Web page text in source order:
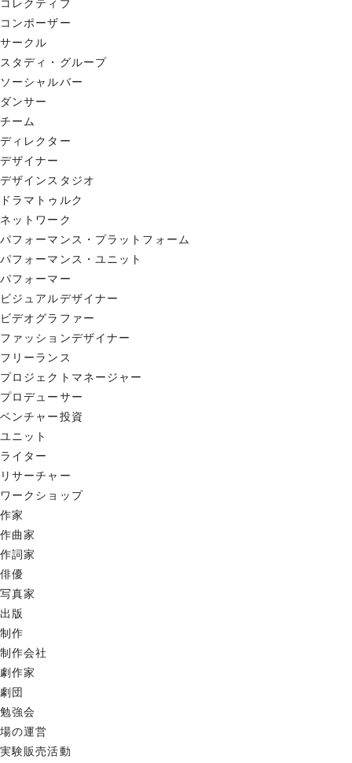
コレクティブ
コンポーザー
サークル
スタディ・グループ
ソーシャルバー
ダンサー
チーム
ディレクター
デザイナー
デザインスタジオ
ドラマトゥルク
ネットワーク
パフォーマンス・プラットフォーム
パフォーマンス・ユニット
パフォーマー
ビジュアルデザイナー
ビデオグラファー
ファッションデザイナー
フリーランス
プロジェクトマネージャー
プロデューサー
ベンチャー投資
ユニット
ライター
リサーチャー
ワークショップ
作家
作曲家
作詞家
俳優
写真家
出版
制作
制作会社
劇作家
劇団
勉強会
場の運営
実験販売活動